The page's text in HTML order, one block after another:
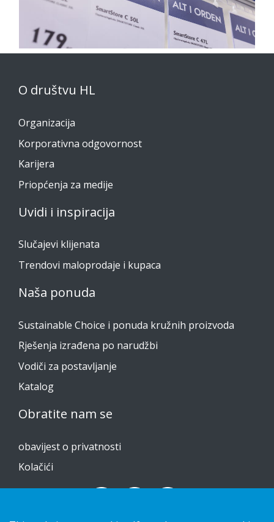
O društvu HL
Organizacija
Korporativna odgovornost
Karijera
Priopćenja za medije
Uvidi i inspiracija
Slučajevi klijenata
Trendovi maloprodaje i kupaca
Naša ponuda
Sustainable Choice i ponuda kružnih proizvoda
Rješenja izrađena po narudžbi
Vodiči za postavljanje
Katalog
Obratite nam se
obavijest o privatnosti
Kolačići